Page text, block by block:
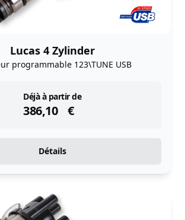
Lucas 4 Zylinder
programmable 123\TUNE USB
Déjà à partir de
386,10 €
instock
Détails